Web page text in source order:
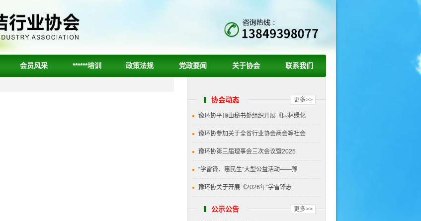
会员风采 ******培训 政策法规 党政要闻 关于协会 联系我们
更多>>
协会动态
豫环协平顶山秘书处组织开展《园林绿化
豫环协参加关于全省行业协会商会等社会
豫环协第三届理事会三次会议暨2025
“学雷锋、惠民生”大型公益活动——豫
豫环协关于开展《2026年“学雷锋志
更多>>
公示公告